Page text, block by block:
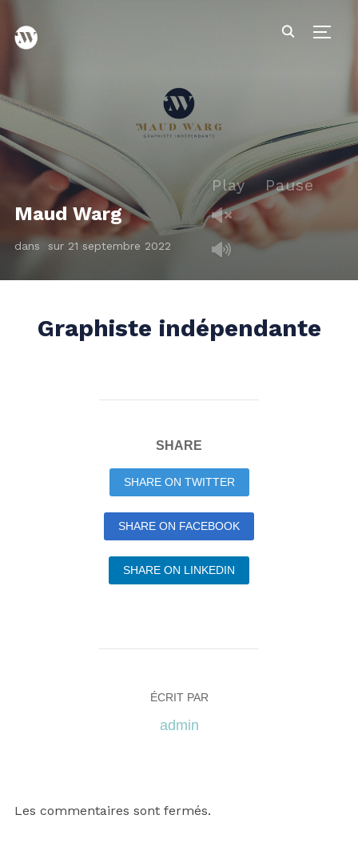
Maud Warg
dans sur 21 septembre 2022
Play Pause
Graphiste indépendante
SHARE
SHARE ON TWITTER
SHARE ON FACEBOOK
SHARE ON LINKEDIN
ÉCRIT PAR
admin
Les commentaires sont fermés.